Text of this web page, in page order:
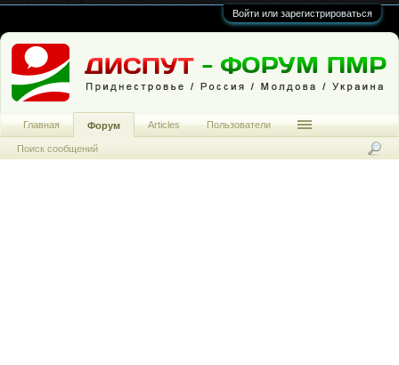
Войти или зарегистрироваться
Главная Форум
Поиск сообщений
Articles Пользователи